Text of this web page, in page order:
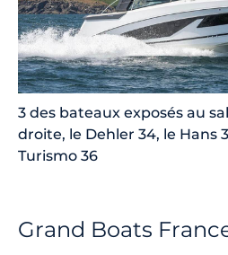
3 des bateaux exposés au
droite, le Dehler 34, le Hans
Turismo 36
Grand Boats